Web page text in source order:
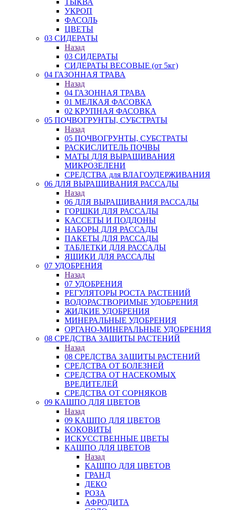
ТЫКВА
УКРОП
ФАСОЛЬ
ЦВЕТЫ
03 СИДЕРАТЫ
Назад
03 СИДЕРАТЫ
СИДЕРАТЫ ВЕСОВЫЕ (от 5кг)
04 ГАЗОННАЯ ТРАВА
Назад
04 ГАЗОННАЯ ТРАВА
01 МЕЛКАЯ ФАСОВКА
02 КРУПНАЯ ФАСОВКА
05 ПОЧВОГРУНТЫ, СУБСТРАТЫ
Назад
05 ПОЧВОГРУНТЫ, СУБСТРАТЫ
РАСКИСЛИТЕЛЬ ПОЧВЫ
МАТЫ ДЛЯ ВЫРАЩИВАНИЯ
МИКРОЗЕЛЕНИ
СРЕДСТВА для ВЛАГОУДЕРЖИВАНИЯ
06 ДЛЯ ВЫРАЩИВАНИЯ РАССАДЫ
Назад
06 ДЛЯ ВЫРАЩИВАНИЯ РАССАДЫ
ГОРШКИ ДЛЯ РАССАДЫ
КАССЕТЫ И ПОДДОНЫ
НАБОРЫ ДЛЯ РАССАДЫ
ПАКЕТЫ ДЛЯ РАССАДЫ
ТАБЛЕТКИ ДЛЯ РАССАДЫ
ЯЩИКИ ДЛЯ РАССАДЫ
07 УДОБРЕНИЯ
Назад
07 УДОБРЕНИЯ
РЕГУЛЯТОРЫ РОСТА РАСТЕНИЙ
ВОДОРАСТВОРИМЫЕ УДОБРЕНИЯ
ЖИДКИЕ УДОБРЕНИЯ
МИНЕРАЛЬНЫЕ УДОБРЕНИЯ
ОРГАНО-МИНЕРАЛЬНЫЕ УДОБРЕНИЯ
08 СРЕДСТВА ЗАЩИТЫ РАСТЕНИЙ
Назад
08 СРЕДСТВА ЗАЩИТЫ РАСТЕНИЙ
СРЕДСТВА ОТ БОЛЕЗНЕЙ
СРЕДСТВА ОТ НАСЕКОМЫХ
ВРЕДИТЕЛЕЙ
СРЕДСТВА ОТ СОРНЯКОВ
09 КАШПО ДЛЯ ЦВЕТОВ
Назад
09 КАШПО ДЛЯ ЦВЕТОВ
КОКОВИТЫ
ИСКУССТВЕННЫЕ ЦВЕТЫ
КАШПО ДЛЯ ЦВЕТОВ
Назад
КАШПО ДЛЯ ЦВЕТОВ
ГРАНД
ДЕКО
РОЗА
АФРОДИТА